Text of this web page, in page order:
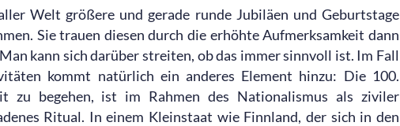
Welt größere und gerade runde Jubiläen und Geburtstage
Sie trauen diesen durch die erhöhte Aufmerksamkeit dann
kann sich darüber streiten, ob das immer sinnvoll ist. Im Fall
kommt natürlich ein anderes Element hinzu: Die 100.
zu begehen, ist im Rahmen des Nationalismus als ziviler
Ritual. In einem Kleinstaat wie Finnland, der sich in den